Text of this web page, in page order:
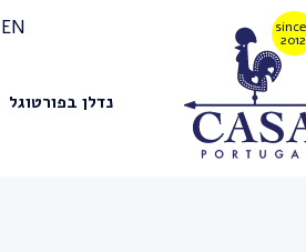
EN
נדלן בפורטוגל